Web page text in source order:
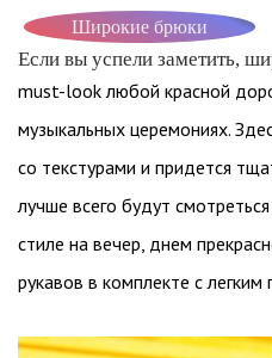
Широкие брюки
Если вы успели заметить,
must-look любой красной
музыкальных церемониях.
со текстурами и придется
лучше всего будут
стиле на вечер, днем
рукавов в комплекте с